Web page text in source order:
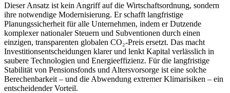
Dieser Ansatz ist kein Angriff auf die Wirtschaftsordnung, sondern
ihre notwendige Modernisierung. Er schafft langfristige
Planungssicherheit für alle Unternehmen, indem er Dutzende
komplexer nationaler Steuern und Subventionen durch einen
einzigen, transparenten globalen CO₂-Preis ersetzt. Das macht
Investitionsentscheidungen klarer und lenkt Kapital verlässlich in
saubere Technologien und Energieeffizienz. Für die langfristige
Stabilität von Pensionsfonds und Altersvorsorge ist eine solche
Berechenbarkeit – und die Abwendung extremer Klimarisiken – ein
entscheidender Vorteil.